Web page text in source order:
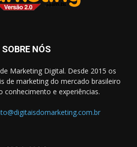
SOBRE NÓS
Marketing Digital. Desde 2015 os
de marketing do mercado brasileiro
conhecimento e experiências.